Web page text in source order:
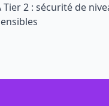
Tier 2 : sécurité de